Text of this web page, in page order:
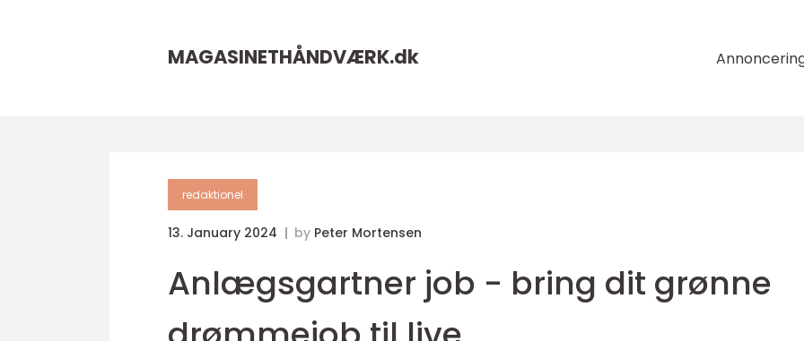
MAGASINETHÅNDVÆRK.dk
redaktionel
13. January 2024 by Peter Mortensen
Anlægsgartner job - bring dit grønne